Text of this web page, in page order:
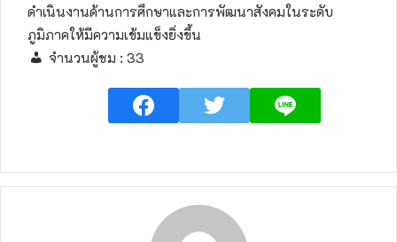
ดำเนินงานด้านการศึกษาและการพัฒนาสังคมในระดับ
ภูมิภาคให้มีความเข้มแข็งยิ่งขึ้น
จำนวนผู้ชม : 33